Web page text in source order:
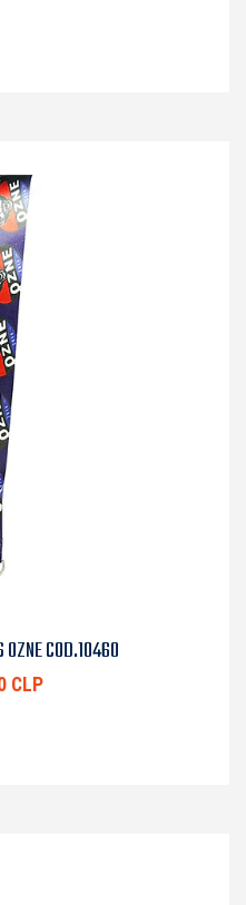
OZNE COD.10460
CLP